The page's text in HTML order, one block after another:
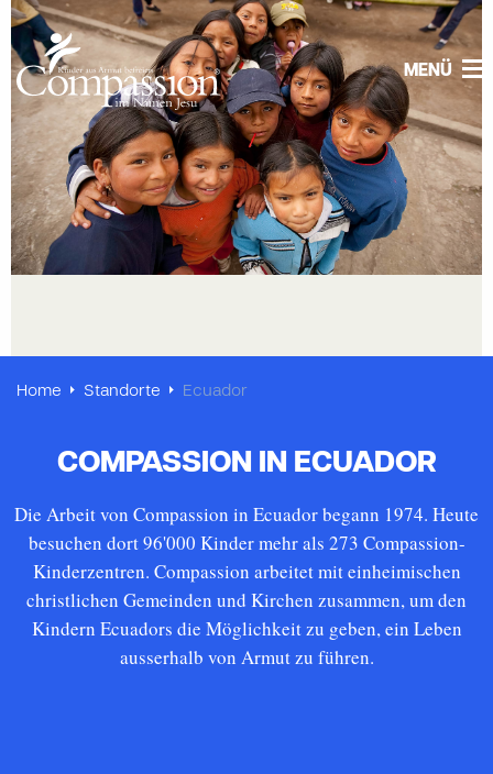
MENÜ
Home Standorte Ecuador
COMPASSION IN ECUADOR
Die Arbeit von Compassion in Ecuador begann 1974. Heute
besuchen dort 96'000 Kinder mehr als 273 Compassion-
Kinderzentren. Compassion arbeitet mit einheimischen
christlichen Gemeinden und Kirchen zusammen,um den
Kindern Ecuadors die Möglichkeit zu geben, ein Leben
ausserhalb von Armut zu führen.